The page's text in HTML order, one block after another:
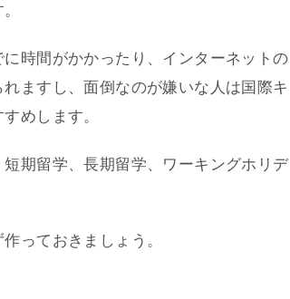
時間がかかったり、インターネットの
ますし、面倒なのが嫌いな人は国際キ
めします。
期留学、長期留学、ワーキングホリデ
っておきましょう。